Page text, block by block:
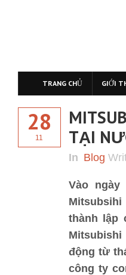
TRANG CHỦ GIỚI
28
11
TẠI
In Blog
Vào ngày
thành lập
động từ
công ty